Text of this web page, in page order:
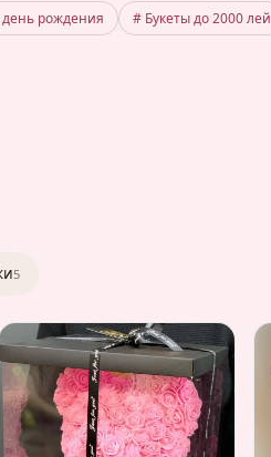
рождения # Букеты до 2000 лей
5